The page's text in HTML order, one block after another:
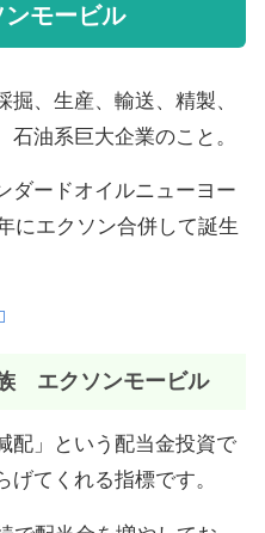
モービル
、生産、輸送、精製、
油系巨大企業のこと。
ダードオイルニューヨー
にエクソン合併して誕生
エクソンモービル
配」という配当金投資で
てくれる指標です。